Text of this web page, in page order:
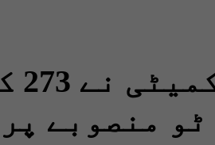
سندھ:
منصوبے پر